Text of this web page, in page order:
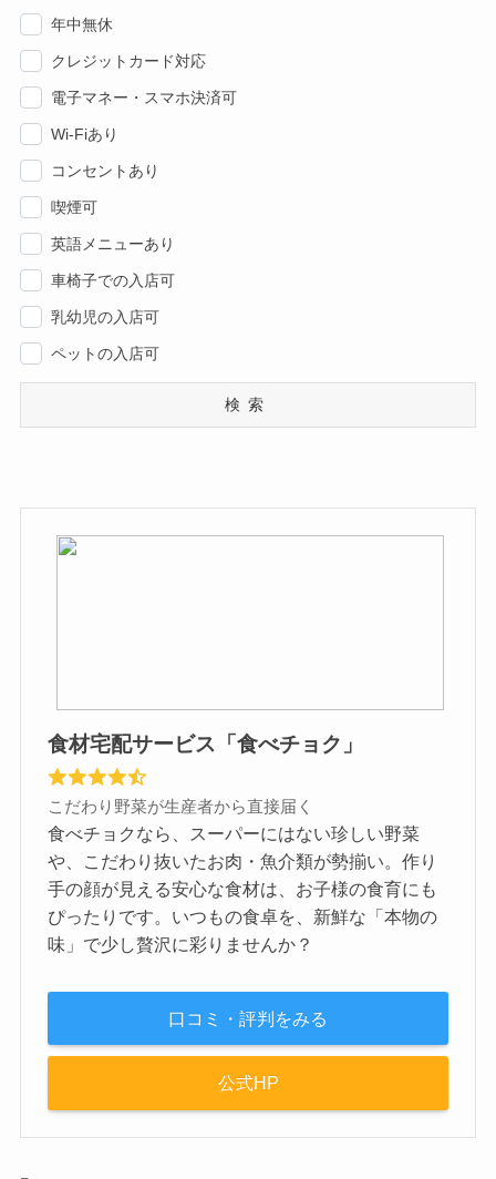
年中無休
クレジットカード対応
電子マネー・スマホ決済可
Wi-Fiあり
コンセントあり
喫煙可
英語メニューあり
車椅子での入店可
乳幼児の入店可
ペットの入店可
検索
食材宅配サービス「食べチョク」
こだわり野菜が生産者から直接届く
食べチョクなら、スーパーにはない珍しい野菜
や、こだわり抜いたお肉・魚介類が勢揃い。作り
手の顔が見える安心な食材は、お子様の食育にも
ぴったりです。いつもの食卓を、新鮮な「本物の
味」で少し贅沢に彩りませんか？
口コミ・評判をみる
公式HP